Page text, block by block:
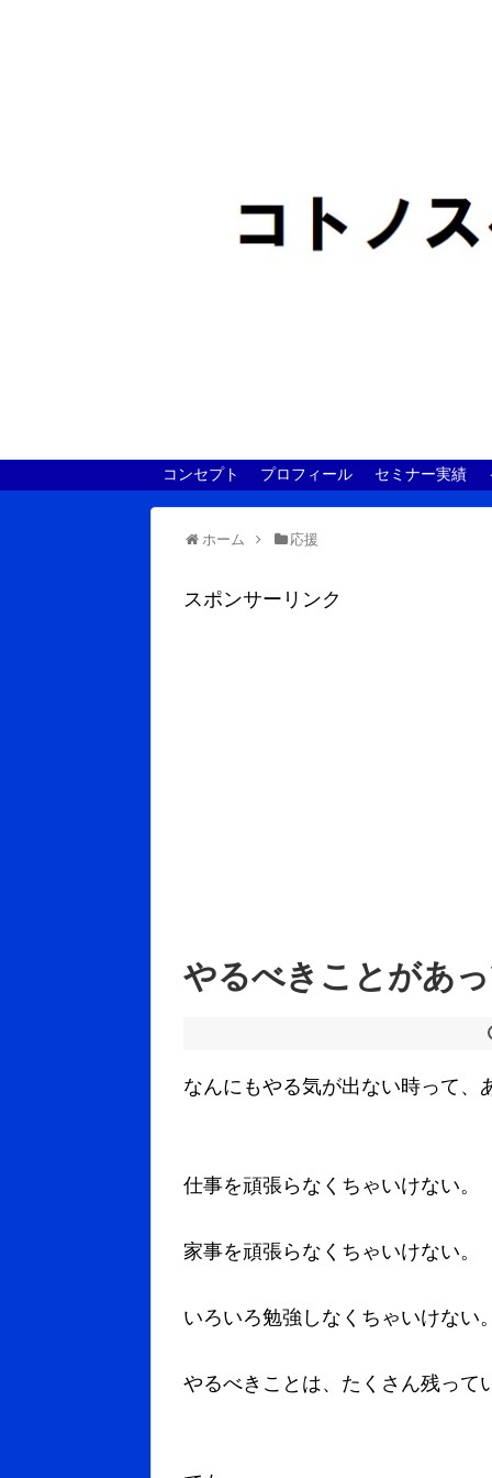
コンセプト プロフィール セミナー実績
ホーム 応援
スポンサーリンク
やるべきことがあ
なんにもやる気が出ない時って、
仕事を頑張らなくちゃいけない。
家事を頑張らなくちゃいけない。
いろいろ勉強しなくちゃいけない
やるべきことは、たくさん残って